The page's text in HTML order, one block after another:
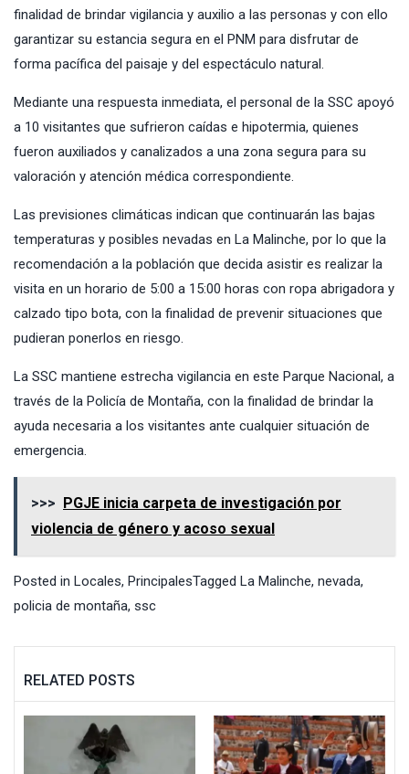
finalidad de brindar vigilancia y auxilio a las personas y con ello
garantizar su estancia segura en el PNM para disfrutar de
forma pacífica del paisaje y del espectáculo natural.
Mediante una respuesta inmediata, el personal de la SSC apoyó
a 10 visitantes que sufrieron caídas e hipotermia, quienes
fueron auxiliados y canalizados a una zona segura para su
valoración y atención médica correspondiente.
Las previsiones climáticas indican que continuarán las bajas
temperaturas y posibles nevadas en La Malinche, por lo que la
recomendación a la población que decida asistir es realizar la
visita en un horario de 5:00 a 15:00 horas con ropa abrigadora y
calzado tipo bota, con la finalidad de prevenir situaciones que
pudieran ponerlos en riesgo.
La SSC mantiene estrecha vigilancia en este Parque Nacional, a
través de la Policía de Montaña, con la finalidad de brindar la
ayuda necesaria a los visitantes ante cualquier situación de
emergencia.
>>>
PGJE inicia carpeta de investigación por
violencia de género y acoso sexual
Posted in Locales, PrincipalesTagged La Malinche, nevada,
policia de montaña, ssc
RELATED POSTS